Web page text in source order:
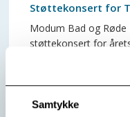
Samtykke
Støttekonsert for
Modum Bad og
støttekonsert for